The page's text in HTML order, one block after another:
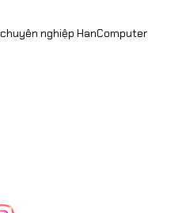
nghiệp HanComputer